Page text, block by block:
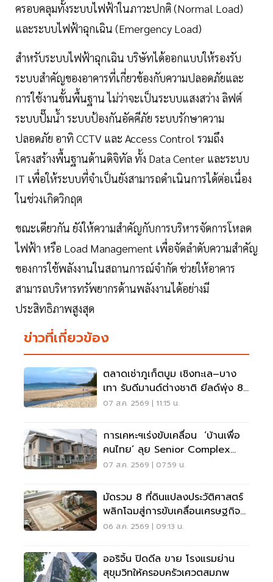
ครอบคลุมทั้งระบบไฟฟ้าในภาวะปกติ (Normal Load)
และระบบไฟฟ้าฉุกเฉิน (Emergency Load)
สำหรับระบบไฟฟ้าฉุกเฉิน บริษัทได้ออกแบบให้รองรับ
ระบบสำคัญของอาคารที่เกี่ยวข้องกับความปลอดภัยและ
การใช้งานขั้นพื้นฐาน ไม่ว่าจะเป็นระบบแสงสว่าง ลิฟต์
ระบบปั๊มน้ำ ระบบป้องกันอัคคีภัย ระบบรักษาความ
ปลอดภัย อาทิ CCTV และ Access Control รวมถึง
โครงสร้างพื้นฐานด้านดิจิทัล ทั้ง Data Center และระบบ
IT เพื่อให้ระบบที่จำเป็นยังสามารถดำเนินการได้ต่อเนื่อง
ในช่วงเกิดวิกฤต
ขณะเดียวกัน ยังให้ความสำคัญกับการบริหารจัดการโหลด
ไฟฟ้า หรือ Load Management เพื่อจัดลำดับความสำคัญ
ของการใช้พลังงานในสถานการณ์จำกัด ช่วยให้อาคาร
สามารถบริหารทรัพยากรด้านพลังงานได้อย่างมี
ประสิทธิภาพสูงสุด
ข่าวที่เกี่ยวข้อง
ตลาดเช่าภูเก็ตบูม เชิงทะเล–บาง
เทา รับดีมานด์ต่างชาติ ยีลด์พุ่ง 8-
12%
07 ส.ค. 2569 | 11:15 น.
การเคหะฯเร่งขับเคลื่อน ‘บ้านเพื่อ
คนไทย’ ลุย Senior Complex
ฟื้นฟูเมือง
07 ส.ค. 2569 | 07:59 น.
มัดรวม 8 ที่ดินแปลงประวัติศาสตร์
พลิกโฉมสู่การขับเคลื่อนเศรษฐกิจ
เมือง
06 ส.ค. 2569 | 09:13 น.
ออริจิ้น ปิดดีล ขาย โรงแรมย่าน
สุขุมวิทให้ครอบครัวเศวตสมภพ